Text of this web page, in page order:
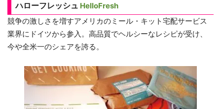
ハローフレッシュ HelloFresh
競争の激しさを増すアメリカのミール・キット宅配サービス
業界にドイツから参入。高品質でヘルシーなレシピが受け、
今や全米一のシェアを誇る。